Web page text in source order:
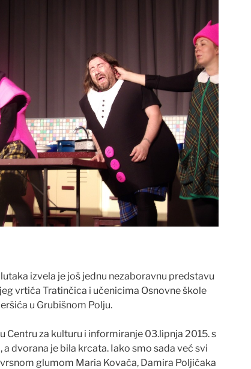
izvela je još jednu nezaboravnu predstavu
vrtića Tratinčica i učenicima Osnovne škole
u Grubišnom Polju.
Centru za kulturu i informiranje 03.lipnja 2015. s
a dvorana je bila krcata. Iako smo sada već svi
glumom Maria Kovača, Damira Poljičaka